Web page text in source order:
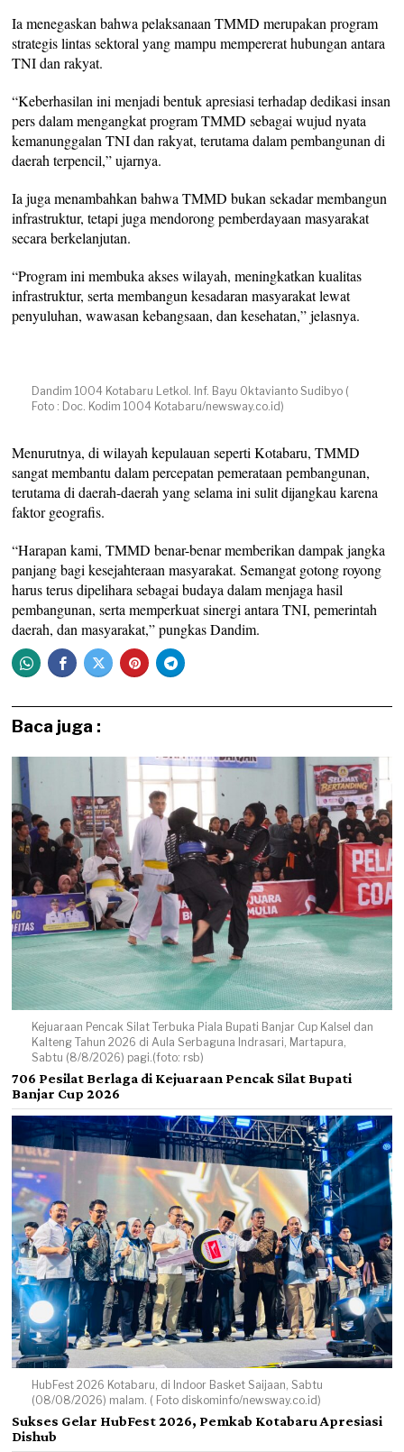
Ia menegaskan bahwa pelaksanaan TMMD merupakan program
strategis lintas sektoral yang mampu mempererat hubungan antara
TNI dan rakyat.
“Keberhasilan ini menjadi bentuk apresiasi terhadap dedikasi insan
pers dalam mengangkat program TMMD sebagai wujud nyata
kemanunggalan TNI dan rakyat, terutama dalam pembangunan di
daerah terpencil,” ujarnya.
Ia juga menambahkan bahwa TMMD bukan sekadar membangun
infrastruktur, tetapi juga mendorong pemberdayaan masyarakat
secara berkelanjutan.
“Program ini membuka akses wilayah, meningkatkan kualitas
infrastruktur, serta membangun kesadaran masyarakat lewat
penyuluhan, wawasan kebangsaan, dan kesehatan,” jelasnya.
Dandim 1004 Kotabaru Letkol. Inf. Bayu Oktavianto Sudibyo (
Foto : Doc. Kodim 1004 Kotabaru/newsway.co.id)
Menurutnya, di wilayah kepulauan seperti Kotabaru, TMMD
sangat membantu dalam percepatan pemerataan pembangunan,
terutama di daerah-daerah yang selama ini sulit dijangkau karena
faktor geografis.
“Harapan kami, TMMD benar-benar memberikan dampak jangka
panjang bagi kesejahteraan masyarakat. Semangat gotong royong
harus terus dipelihara sebagai budaya dalam menjaga hasil
pembangunan, serta memperkuat sinergi antara TNI, pemerintah
daerah, dan masyarakat,” pungkas Dandim.
Baca juga :
Kejuaraan Pencak Silat Terbuka Piala Bupati Banjar Cup Kalsel dan
Kalteng Tahun 2026 di Aula Serbaguna Indrasari, Martapura,
Sabtu (8/8/2026) pagi.(foto: rsb)
706 Pesilat Berlaga di Kejuaraan Pencak Silat Bupati
Banjar Cup 2026
HubFest 2026 Kotabaru, di Indoor Basket Saijaan, Sabtu
(08/08/2026) malam. ( Foto diskominfo/newsway.co.id)
Sukses Gelar HubFest 2026, Pemkab Kotabaru Apresiasi
Dishub